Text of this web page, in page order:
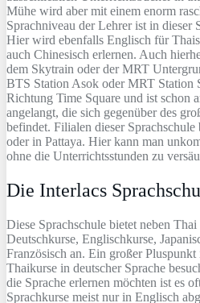
Mühe wird aber mit einem enorm
Sprachniveau der Lehrer ist in dieser
Hier wird ebenfalls Englisch für
auch Chinesisch erlernen. Auch
dem Skytrain oder der MRT
BTS Station Asok oder MRT Station
Richtung Time Square und ist schon
angelangt, die sich gegenüber des
befindet. Filialen dieser
oder in Pattaya. Hier kann man
ohne die Unterrichtsstunden zu
Die Interlacs
Diese Sprachschule bietet neben
Deutschkurse, Englischkurse,
Französisch an. Ein großer Pluspunkt
Thaikurse in deutscher Sprache
die Sprache erlernen möchten ist es
Sprachkurse meist nur in Englisch